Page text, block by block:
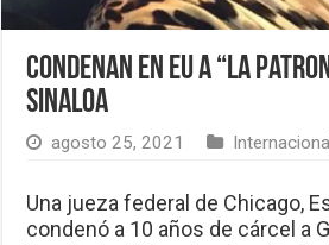
Condenan en EU a “La
Sinaloa
agosto 25, 2021
Una jueza federal de Chicago,
condenó a 10 años de cárcel a